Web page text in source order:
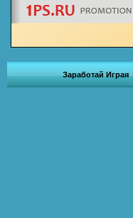
Заработай Играя